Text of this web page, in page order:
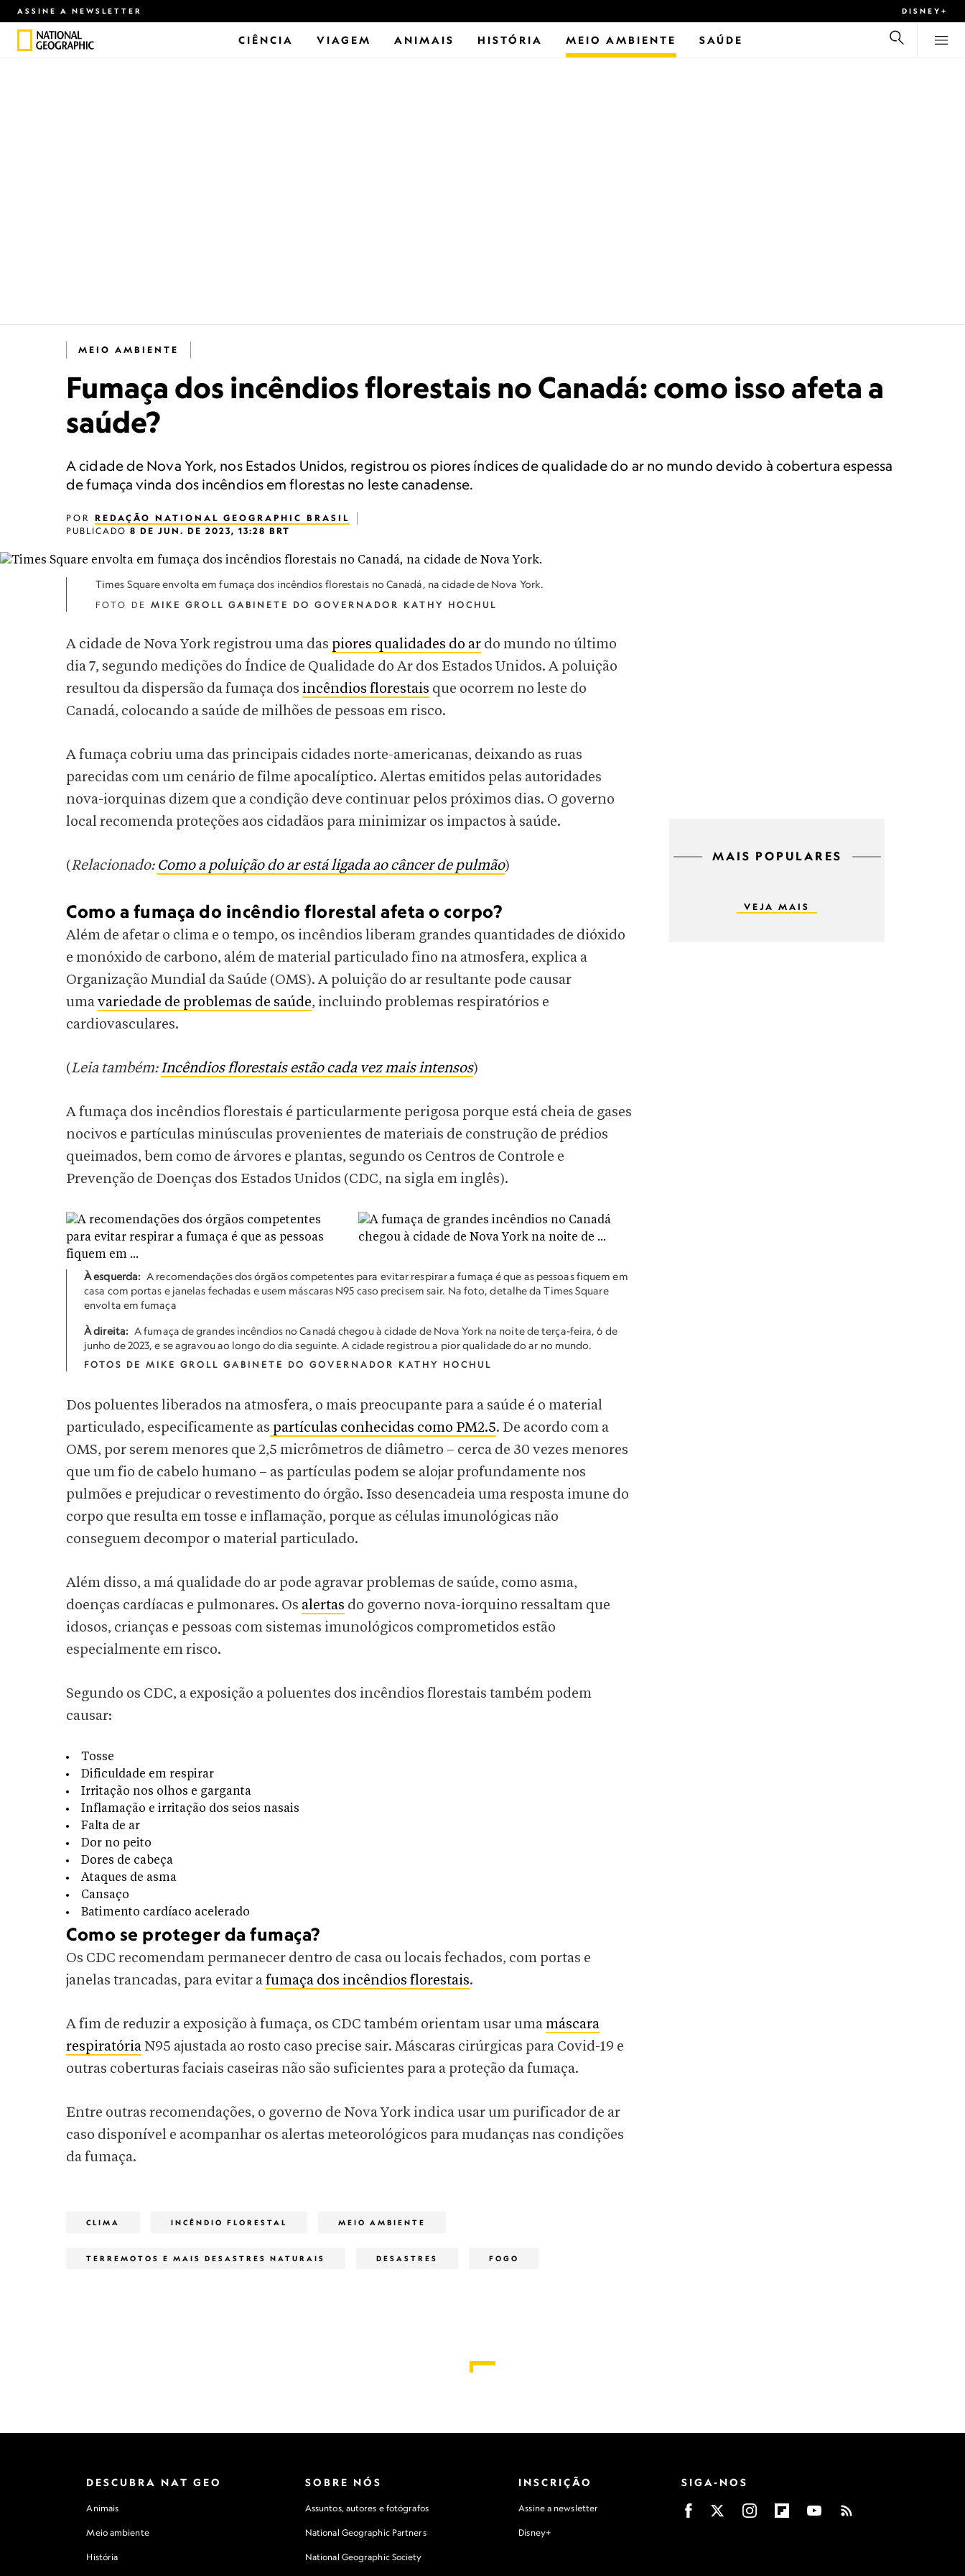
ASSINE A NEWSLETTER DISNEY+
CIÊNCIA VIAGEM ANIMAIS HISTÓRIA MEIO AMBIENTE SAÚDE
MEIO AMBIENTE
Fumaça dos incêndios florestais no Canadá: como isso afeta a
saúde?
A cidade de Nova York, nos Estados Unidos, registrou os piores índices de qualidade do ar no mundo devido à cobertura espessa
de fumaça vinda dos incêndios em florestas no leste canadense.
POR REDAÇÃO NATIONAL GEOGRAPHIC BRASIL
PUBLICADO 8 DE JUN. DE 2023, 13:28 BRT
Times Square envolta em fumaça dos incêndios florestais no Canadá, na cidade de Nova York.
FOTO DE MIKE GROLL GABINETE DO GOVERNADOR KATHY HOCHUL
A cidade de Nova York registrou uma das piores qualidades do ar do mundo no último
dia 7, segundo medições do Índice de Qualidade do Ar dos Estados Unidos. A poluição
resultou da dispersão da fumaça dos incêndios florestais que ocorrem no leste do
Canadá, colocando a saúde de milhões de pessoas em risco.
A fumaça cobriu uma das principais cidades norte-americanas, deixando as ruas
parecidas com um cenário de filme apocalíptico. Alertas emitidos pelas autoridades
nova-iorquinas dizem que a condição deve continuar pelos próximos dias. O governo
local recomenda proteções aos cidadãos para minimizar os impactos à saúde.
(Relacionado: Como a poluição do ar está ligada ao câncer de pulmão)
Como a fumaça do incêndio florestal afeta o corpo?
Além de afetar o clima e o tempo, os incêndios liberam grandes quantidades de dióxido
e monóxido de carbono, além de material particulado fino na atmosfera, explica a
Organização Mundial da Saúde (OMS). A poluição do ar resultante pode causar
umavariedade de problemas de saúde, incluindo problemas respiratórios e
cardiovasculares.
(Leia também:Incêndios florestais estão cada vez mais intensos)
A fumaça dos incêndios florestais é particularmente perigosa porque está cheia de gases
nocivos e partículas minúsculas provenientes de materiais de construção de prédios
queimados, bem como de árvores e plantas, segundo os Centros de Controle e
Prevenção de Doenças dos Estados Unidos (CDC, na sigla em inglês).
À esquerda: A recomendações dos órgãos competentes para evitar respirar a fumaça é que as pessoas fiquem em
casa com portas e janelas fechadas e usem máscaras N95 caso precisem sair. Na foto, detalhe da Times Square
envolta em fumaça
À direita: A fumaça de grandes incêndios no Canadá chegou à cidade de Nova York na noite de terça-feira, 6 de
junho de 2023, e se agravou ao longo do dia seguinte. A cidade registrou a pior qualidade do ar no mundo.
FOTOS DE MIKE GROLL GABINETE DO GOVERNADOR KATHY HOCHUL
Dos poluentes liberados na atmosfera, o mais preocupante para a saúde é o material
particulado, especificamente as partículas conhecidas como PM2.5. De acordo com a
OMS, por serem menores que 2,5 micrômetros de diâmetro – cerca de 30 vezes menores
que um fio de cabelo humano – as partículas podem se alojar profundamente nos
pulmões e prejudicar o revestimento do órgão. Isso desencadeia uma resposta imune do
corpo que resulta em tosse e inflamação, porque as células imunológicas não
conseguem decompor o material particulado.
Além disso, a má qualidade do ar pode agravar problemas de saúde, como asma,
doenças cardíacas e pulmonares. Os alertas do governo nova-iorquino ressaltam que
idosos, crianças e pessoas com sistemas imunológicos comprometidos estão
especialmente em risco.
Segundo os CDC, a exposição a poluentes dos incêndios florestais também podem
causar:
Tosse
Dificuldade em respirar
Irritação nos olhos e garganta
Inflamação e irritação dos seios nasais
Falta de ar
Dor no peito
Dores de cabeça
Ataques de asma
Cansaço
Batimento cardíaco acelerado
Como se proteger da fumaça?
Os CDC recomendam permanecer dentro de casa ou locais fechados, com portas e
janelas trancadas, para evitar afumaça dos incêndios florestais.
A fim de reduzir a exposição à fumaça, os CDC também orientam usar uma máscara
respiratória N95 ajustada ao rosto caso precise sair. Máscaras cirúrgicas para Covid-19 e
outras coberturas faciais caseiras não são suficientes para a proteção da fumaça.
Entre outras recomendações, o governo de Nova York indica usar um purificador de ar
caso disponível e acompanhar os alertas meteorológicos para mudanças nas condições
da fumaça.
MAIS POPULARES
VEJA MAIS
CLIMA INCÊNDIO FLORESTAL MEIO AMBIENTE
TERREMOTOS E MAIS DESASTRES NATURAIS DESASTRES FOGO
DESCUBRA NAT GEO
Animais
Meio ambiente
História
SOBRE NÓS
Assuntos, autores e fotógrafos
National Geographic Partners
National Geographic Society
INSCRIÇÃO
Assine a newsletter
Disney+
SIGA-NOS